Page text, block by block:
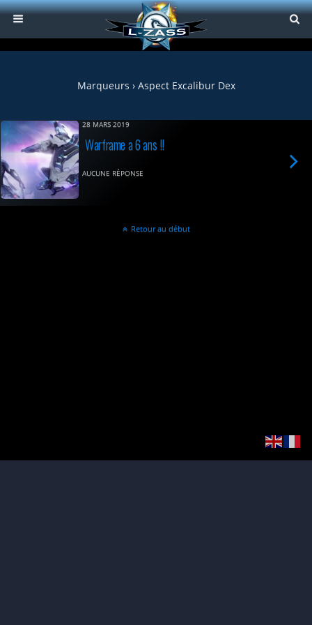
Marqueurs › Aspect Excalibur Dex
28 MARS 2019
Warframe a 6 ans !!
AUCUNE RÉPONSE
Retour au début